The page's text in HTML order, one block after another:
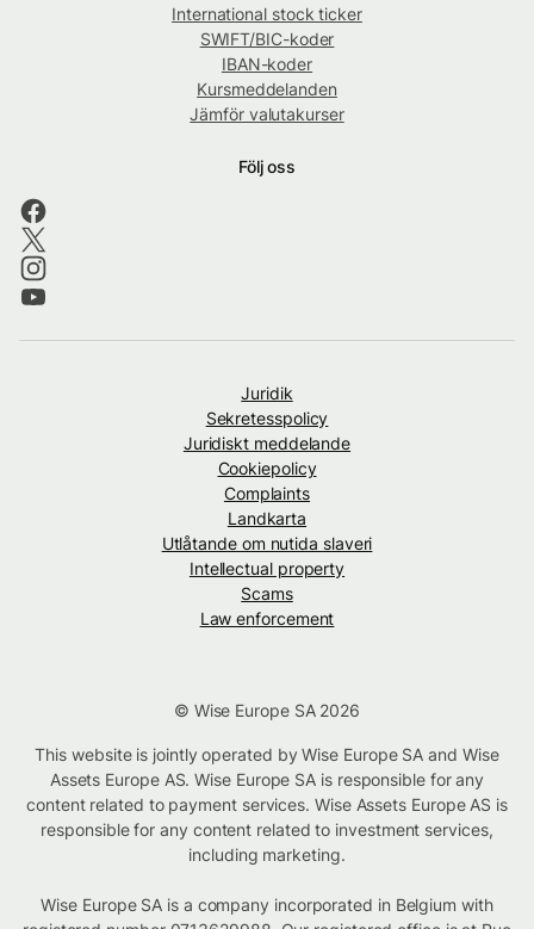
International stock ticker
SWIFT/BIC-koder
IBAN-koder
Kursmeddelanden
Jämför valutakurser
Följ oss
Juridik
Sekretesspolicy
Juridiskt meddelande
Cookiepolicy
Complaints
Landkarta
Utlåtande om nutida slaveri
Intellectual property
Scams
Law enforcement
© Wise Europe SA 2026
This website is jointly operated by Wise Europe SA and Wise
Assets Europe AS. Wise Europe SA is responsible for any
content related to payment services. Wise Assets Europe AS is
responsible for any content related to investment services,
including marketing.
Wise Europe SA is a company incorporated in Belgium with